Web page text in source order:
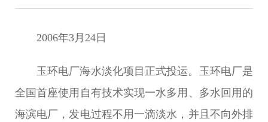
2006年3月24日
玉环电厂海水淡化项目正式投运。玉环电厂是
全国首座使用自有技术实现一水多用、多水回用的
海滨电厂，发电过程不用一滴淡水，并且不向外排